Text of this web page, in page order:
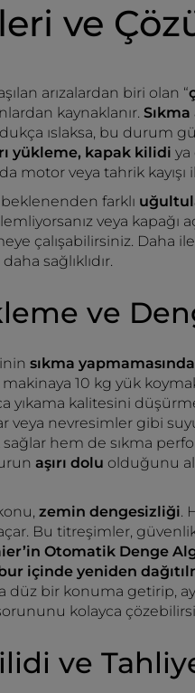
ve
arızalardan biri olan “
kaynaklanır. Sıkma
ıslaksa, bu durum
yükleme, kapak kilidi ya
motor veya tahrik
farklı
veya kapağı
çalışabilirsiniz. Daha
sağlıklıdır.
ve
sıkma yapmamasında
10 kg yük
yıkama kalitesini
veya nevresimler gibi
sağlar hem de sıkma
aşırı dolu olduğunu
zemin dengesizliği.
Bu titreşimler,
Otomatik Denge
içinde yeniden
düz bir konuma getirip,
kolayca
ve